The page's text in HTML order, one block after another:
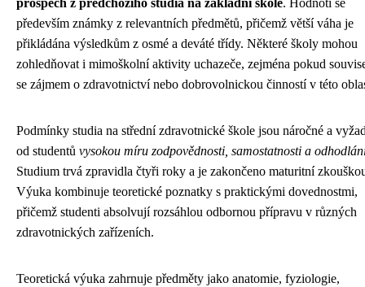
prospěch z předchozího studia na základní škole. Hodnotí se
především známky z relevantních předmětů, přičemž větší váha je
přikládána výsledkům z osmé a deváté třídy. Některé školy mohou
zohledňovat i mimoškolní aktivity uchazeče, zejména pokud
se zájmem o zdravotnictví nebo dobrovolnickou činností v této
Podmínky studia na střední zdravotnické škole jsou náročné a
od studentů vysokou míru zodpovědnosti, samostatnosti a
Studium trvá zpravidla čtyři roky a je zakončeno maturitní
Výuka kombinuje teoretické poznatky s praktickými dovednostmi,
přičemž studenti absolvují rozsáhlou odbornou přípravu v různých
zdravotnických zařízeních.
Teoretická výuka zahrnuje předměty jako anatomie, fyziologie,